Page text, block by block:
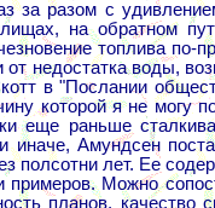
с удивлением
на обратном
топлива по-
от недостатка воды,
в "Послании
которой я не могу
еще раньше
иначе, Амундсен
полсотни лет. Ее
Можно
планов,